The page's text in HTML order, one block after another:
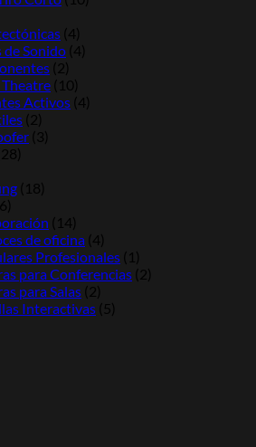
(4)
de Sonido (4)
(2)
(10)
Activos (4)
(2)
(3)
(18)
(14)
de oficina (4)
Profesionales (1)
para Conferencias (2)
para Salas (2)
Interactivas (5)